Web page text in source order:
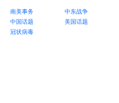
南美事务 中东战争
中国话题
美国话题
冠状病毒